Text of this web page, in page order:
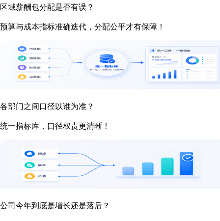
区域薪酬包分配是否有误？
预算与成本指标准确迭代，分配公平才有保障！
各部门之间口径以谁为准？
统一指标库，口径权责更清晰！
公司今年到底是增长还是落后？